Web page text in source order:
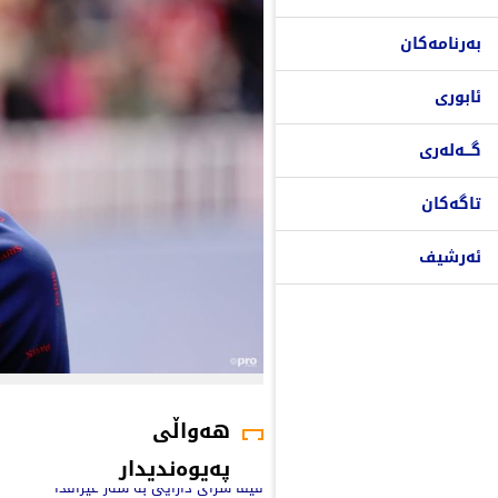
بەرنامەکان
ئابوری
گـــەلەری
تاگەکان
ئەرشیف
هەواڵی
پەیوەندیدار
فیفا سزای دارایی بە سەر عێراقدا